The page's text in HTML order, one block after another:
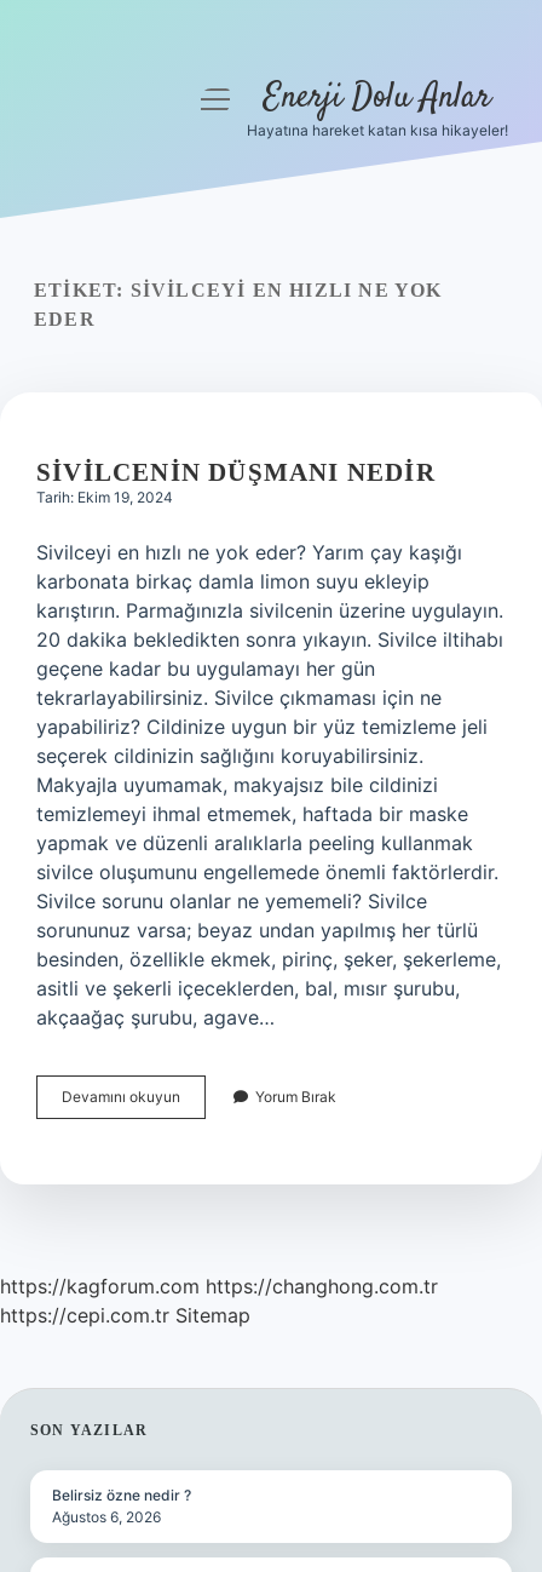
Yasal Uyarı
menüyüEnerji Dolu Anlar
Hayatına hareket katan kısa hikayeler!
ETIKET: SIVILCEYI EN HIZLI NE YOK
EDER
SIVILCENIN DÜŞMANI NEDIR
Tarih: Ekim 19, 2024
Sivilceyi en hızlı ne yok eder? Yarım çay kaşığı
karbonata birkaç damla limon suyu ekleyip
karıştırın. Parmağınızla sivilcenin üzerine uygulayın.
20 dakika bekledikten sonra yıkayın. Sivilce iltihabı
geçene kadar bu uygulamayı her gün
tekrarlayabilirsiniz. Sivilce çıkmaması için ne
yapabiliriz? Cildinize uygun bir yüz temizleme jeli
seçerek cildinizin sağlığını koruyabilirsiniz.
Makyajla uyumamak, makyajsız bile cildinizi
temizlemeyi ihmal etmemek, haftada bir maske
yapmak ve düzenli aralıklarla peeling kullanmak
sivilce oluşumunu engellemede önemli faktörlerdir.
Sivilce sorunu olanlar ne yememeli? Sivilce
sorununuz varsa; beyaz undan yapılmış her türlü
besinden, özellikle ekmek, pirinç, şeker, şekerleme,
asitli ve şekerli içeceklerden, bal, mısır şurubu,
akçaağaç şurubu, agave…
Devamını okuyun Sivilcenin
Düşmanı
Yorum Bırak
https://kagforum.com https://changhong.com.tr
https://cepi.com.tr Sitemap
SIDEBAR
SON YAZILAR
Belirsiz özne nedir ?
Ağustos 6, 2026